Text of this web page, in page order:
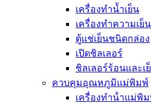
เครื่องทำน้ำเย็น
เครื่องทำความเย็
ตู้แช่เย็นชนิดกล่อง
เปิดชิลเลอร์
ชิลเลอร์ร้อนและเ
ควบคุมอุณหภูมิแม่พิมพ์
เครื่องทําน้ําแม่พิ